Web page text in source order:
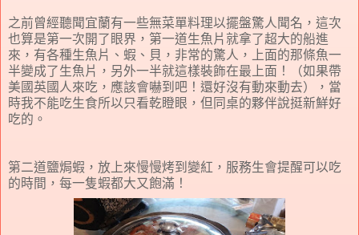
之前曾經聽聞宜蘭有一些無菜單料理以擺盤驚人聞名，這次
也算是第一次開了眼界，第一道生魚片就拿了超大的船進
來，有各種生魚片、蝦、貝，非常的驚人，上面的那條魚一
半變成了生魚片，另外一半就這樣裝飾在最上面！（如果帶
美國英國人來吃，應該會嚇到吧！還好沒有動來動去），當
時我不能吃生食所以只看乾瞪眼，但同桌的夥伴說挺新鮮好
吃的。
第二道鹽焗蝦，放上來慢慢烤到變紅，服務生會提醒可以吃
的時間，每一隻蝦都大又飽滿！